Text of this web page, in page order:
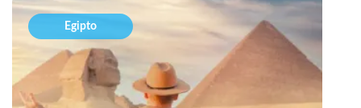
Egipto